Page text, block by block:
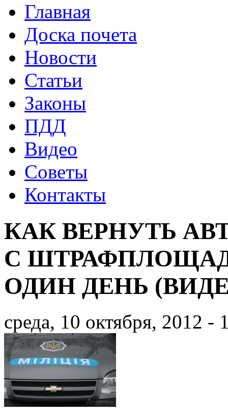
Главная
Доска почета
Новости
Статьи
Законы
ПДД
Видео
Советы
Контакты
КАК ВЕРНУТЬ
С
ОДИН ДЕНЬ
среда, 10 октября, 2012 -